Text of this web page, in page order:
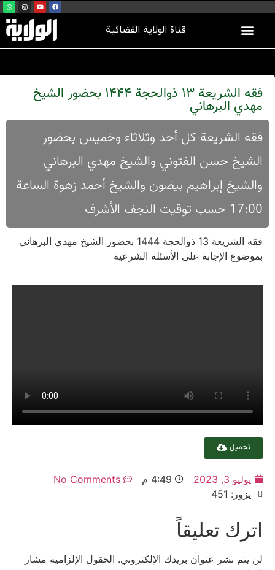
قناة الولاية الفضائية
فقه الشریعة 13 ذوالحجة 1444 بحضور الشیخ
مهدي البرهاني
فقه الشریعة کل أحد وثلاثاء وخمیس بحضور
الشیخ حسن الفتوني والشیخ مهدي البرهاني
والشیخ إبراهيم بیضون والشيخ أحمد زهوة الساعة
17:00 حسب توقیت النجف الأشرف
فقه الشریعة 13 ذوالحجة 1444 بحضور الشیخ مهدي البرهاني
بموضوع الإجابة علی الأسئلة الشرعية
تحميل
يوليو 3, 2023 4:49 م
No Comments
يزور: 451
اترك تعليقاً
لن يتم نشر عنوان بريدك الإلكتروني. الحقول الإلزامية مشار